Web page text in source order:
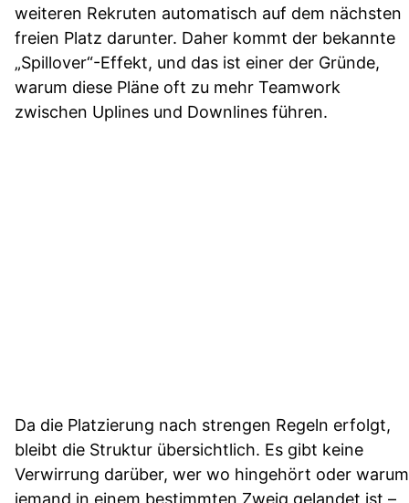
weiteren Rekruten automatisch auf dem nächsten
freien Platz darunter. Daher kommt der bekannte
„Spillover“-Effekt, und das ist einer der Gründe,
warum diese Pläne oft zu mehr Teamwork
zwischen Uplines und Downlines führen.
Da die Platzierung nach strengen Regeln erfolgt,
bleibt die Struktur übersichtlich. Es gibt keine
Verwirrung darüber, wer wo hingehört oder warum